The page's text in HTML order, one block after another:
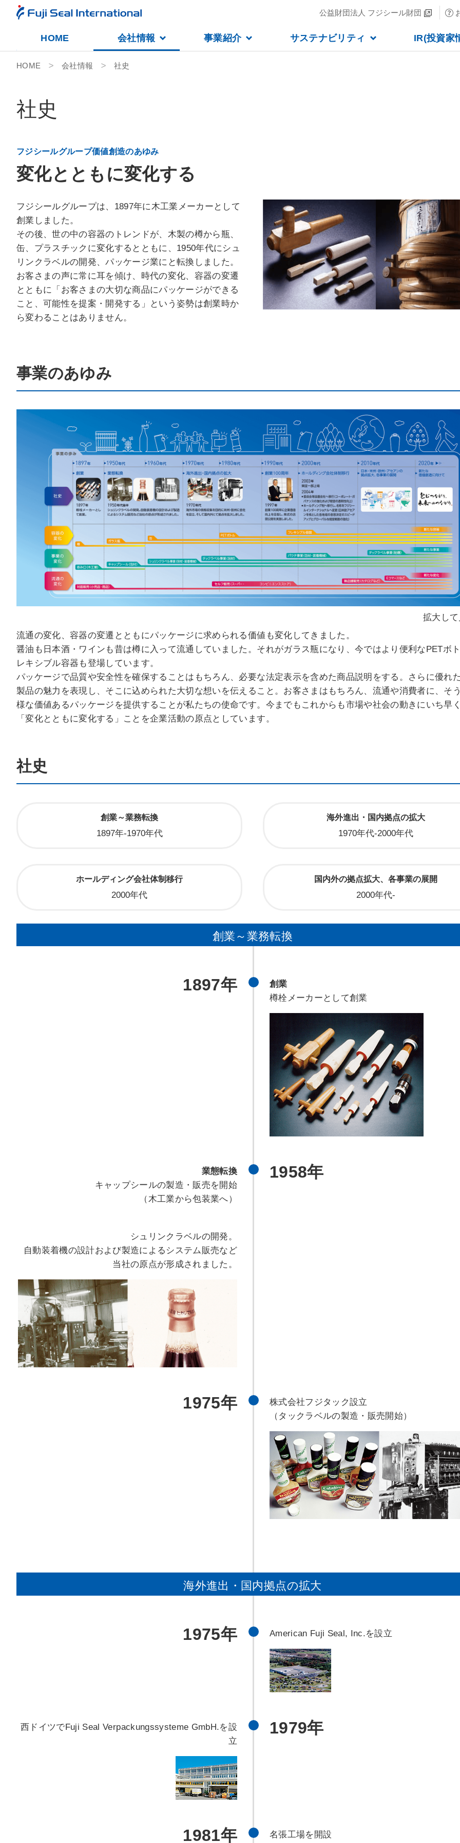
公益財団法人 フジシール財団
HOME 会社情報 事業紹介 サステナビリティ IR(投資家
HOME 会社情報 社史
社史
フジシールグループ価値創造のあゆみ
変化とともに変化する
フジシールグループは、1897年に木工業メーカーとして
創業しました。
その後、世の中の容器のトレンドが、木製の樽から瓶、
缶、プラスチックに変化するとともに、1950年代にシュ
リンクラベルの開発、パッケージ業にと転換しました。
お客さまの声に常に耳を傾け、時代の変化、容器の変遷
とともに「お客さまの大切な商品にパッケージができる
こと、可能性を提案・開発する」という姿勢は創業時か
ら変わることはありません。
事業のあゆみ
拡大し
流通の変化、容器の変遷とともにパッケージに求められる価値も変化してきました。
醤油も日本酒・ワインも昔は樽に入って流通していました。それがガラス瓶になり、今ではより便利なPETボ
レキシブル容器も登場しています。
パッケージで品質や安全性を確保することはもちろん、必要な法定表示を含めた商品説明をする。さらに優れ
製品の魅力を表現し、そこに込められた大切な想いを伝えること。お客さまはもちろん、流通や消費者に、そ
様な価値あるパッケージを提供することが私たちの使命です。今までもこれからも市場や社会の動きにいち早
「変化とともに変化する」ことを企業活動の原点としています。
社史
創業～業務転換
1897年-1970年代
海外進出・国内拠点の拡大
1970年代-2000年代
ホールディング会社体制移行
2000年代
国内外の拠点拡大、各事業の展開
2000年代-
創業～業務転換
1897年
創業
樽栓メーカーとして創業
業態転換
キャップシールの製造・販売を開始
（木工業から包装業へ）
1958年
シュリンクラベルの開発。
自動装着機の設計および製造によるシステム販売など
当社の原点が形成されました。
1975年
株式会社フジタック設立
（タックラベルの製造・販売開始）
海外進出・国内拠点の拡大
1975年 American Fuji Seal, Inc.を設立
西ドイツでFuji Seal Verpackungssysteme GmbH.を設
立
1979年
1981年 名張工場を開設
会社情報
事業紹介
IR（投資家情報）
人的資本
採用情報
公益財団法人フジシール財団
お問い合わせ
個人情報保護方針
サイトポリシー